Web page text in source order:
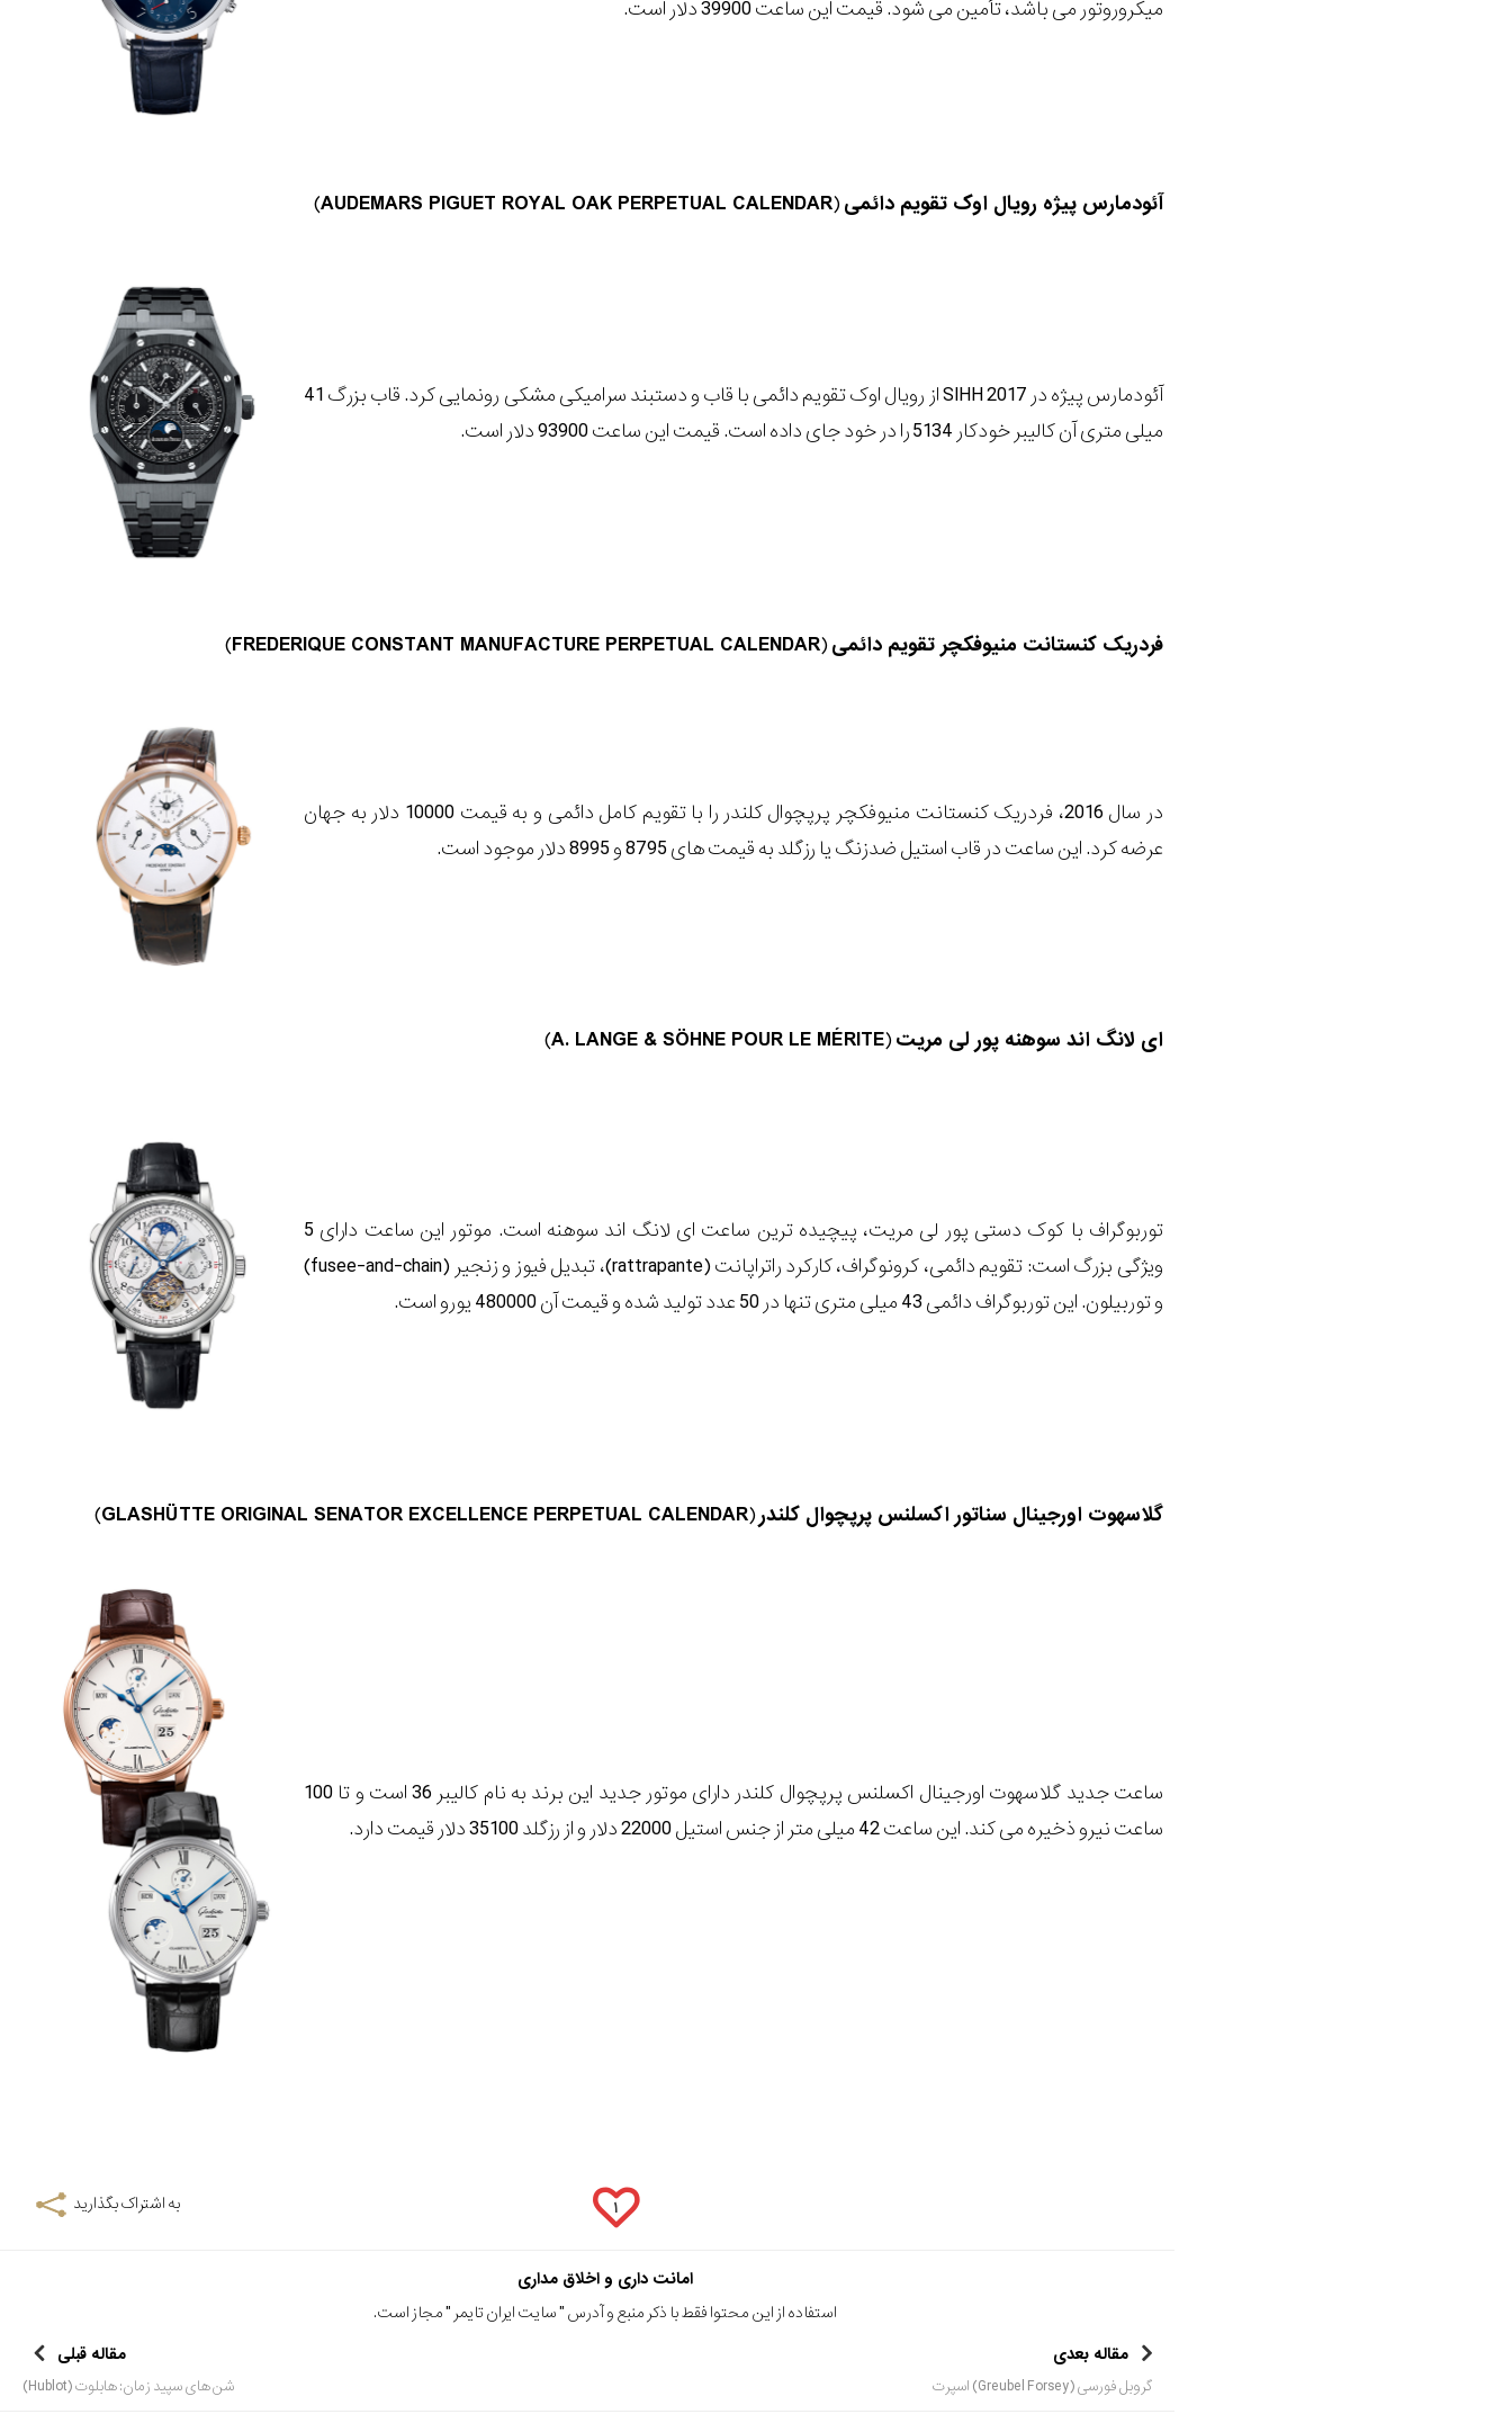
میکروروتور می باشد، تأمین می شود. قیمت این ساعت 39900 دلار است.
آئودمارس پیژه رویال اوک تقویم دائمی(
AUDEMARS PIGUET ROYAL OAK PERPETUAL CALENDAR
)
آئودمارس پیژه در SIHH 2017 از رویال اوک تقویم دائمی با قاب و دستبند سرامیکی مشکی رونمایی کرد. قاب بزرگ 41
میلی متری آن کالیبر خودکار 5134 را در خود جای داده است. قیمت این ساعت 93900 دلار است.
فردریک کنستانت منیوفکچر تقویم دائمی(
FREDERIQUE CONSTANT MANUFACTURE PERPETUAL CALENDAR
)
در سال 2016، فردریک کنستانت منیوفکچر پرپچوال کلندر را با تقویم کامل دائمی و به قیمت 10000 دلار به جهان
عرضه کرد. این ساعت در قاب استیل ضدزنگ یا رزگلد به قیمت های 8795 و 8995 دلار موجود است.
ای لانگ اند سوهنه پور لی مریت(
A. LANGE & SÖHNE POUR LE MÉRITE
)
توربوگراف با کوک دستی پور لی مریت، پیچیده ترین ساعت ای لانگ اند سوهنه است. موتور این ساعت دارای 5
ویژگی بزرگ است: تقویم دائمی، کرونوگراف، کارکرد راتراپانت (rattrapante)، تبدیل فیوز و زنجیر (fusee-and-chain)
و توربیلون. این توربوگراف دائمی 43 میلی متری تنها در 50 عدد تولید شده و قیمت آن 480000 یورو است.
گلاسهوت اورجینال سناتور اکسلنس پرپچوال کلندر(
GLASHÜTTE ORIGINAL SENATOR EXCELLENCE PERPETUAL CALENDAR
)
ساعت جدید گلاسهوت اورجینال اکسلنس پرپچوال کلندر دارای موتور جدید این برند به نام کالیبر 36 است و تا 100
ساعت نیرو ذخیره می کند. این ساعت 42 میلی متر از جنس استیل 22000 دلار و از رزگلد 35100 دلار قیمت دارد.
۱ به اشتراک بگذارید
امانت داری و اخلاق مداری
استفاده از این محتوا فقط با ذکر منبع و آدرس "سایت ایران تایمر " مجاز است.
مقاله بعدی
گروبل فورسی (Greubel Forsey) اسپرت
مقاله قبلی
شن های سپید زمان: هابلوت (Hublot)